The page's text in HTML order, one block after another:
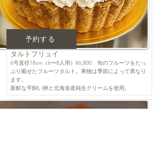
予約する
タルトフリュイ
6号直径18cm（6〜8人用）¥6,800 旬のフルーツをたっ
ぷり載せたフルーツタルト。果物は季節によって異なり
ます。
新鮮な平飼い卵と北海道産純生クリームを使用。